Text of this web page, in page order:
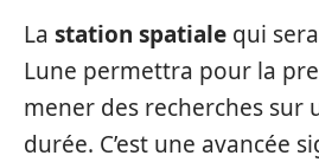
La station spatiale qui
Lune permettra pour la
mener des recherches sur
durée. C’est une avancée